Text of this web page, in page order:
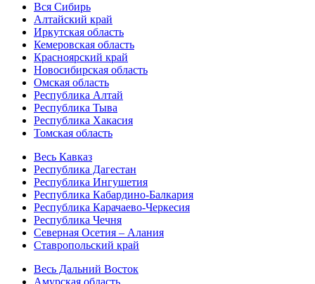
Вся Сибирь
Алтайский край
Иркутская область
Кемеровская область
Красноярский край
Новосибирская область
Омская область
Республика Алтай
Республика Тыва
Республика Хакасия
Томская область
Весь Кавказ
Республика Дагестан
Республика Ингушетия
Республика Кабардино-Балкария
Республика Карачаево-Черкесия
Республика Чечня
Северная Осетия – Алания
Ставропольский край
Весь Дальний Восток
Амурская область